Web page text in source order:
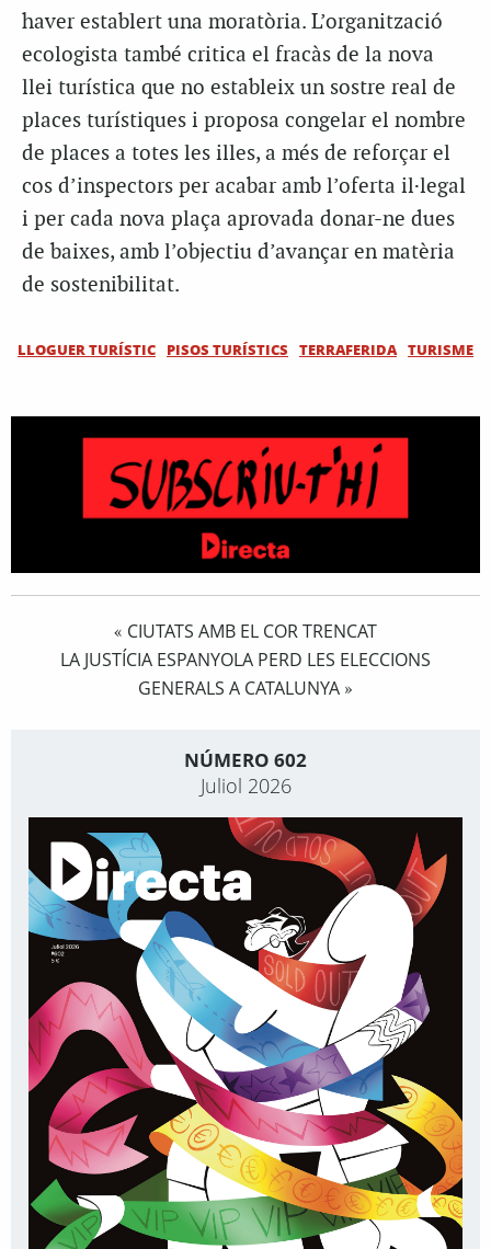
haver establert una moratòria. L’organització
ecologista també critica el fracàs de la nova
llei turística que no estableix un sostre real de
places turístiques i proposa congelar el nombre
de places a totes les illes, a més de reforçar el
cos d’inspectors per acabar amb l’oferta il·legal
i per cada nova plaça aprovada donar-ne dues
de baixes, amb l’objectiu d’avançar en matèria
de sostenibilitat.
LLOGUER TURÍSTIC PISOS TURÍSTICS TERRAFERIDA TURISME
« CIUTATS AMB EL COR TRENCAT
LA JUSTÍCIA ESPANYOLA PERD LES ELECCIONS
GENERALS A CATALUNYA »
NÚMERO 602
Juliol 2026